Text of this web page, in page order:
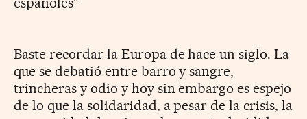
Baste recordar la Europa de hace un siglo. La
que se debatió entre barro y sangre,
trincheras y odio y hoy sin embargo es espejo
de lo que la solidaridad, a pesar de la crisis, la